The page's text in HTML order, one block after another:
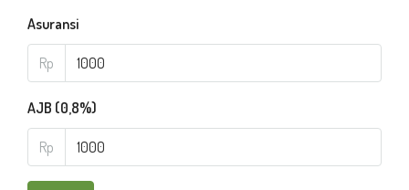
Asuransi
Rp
AJB (0,8%)
Rp